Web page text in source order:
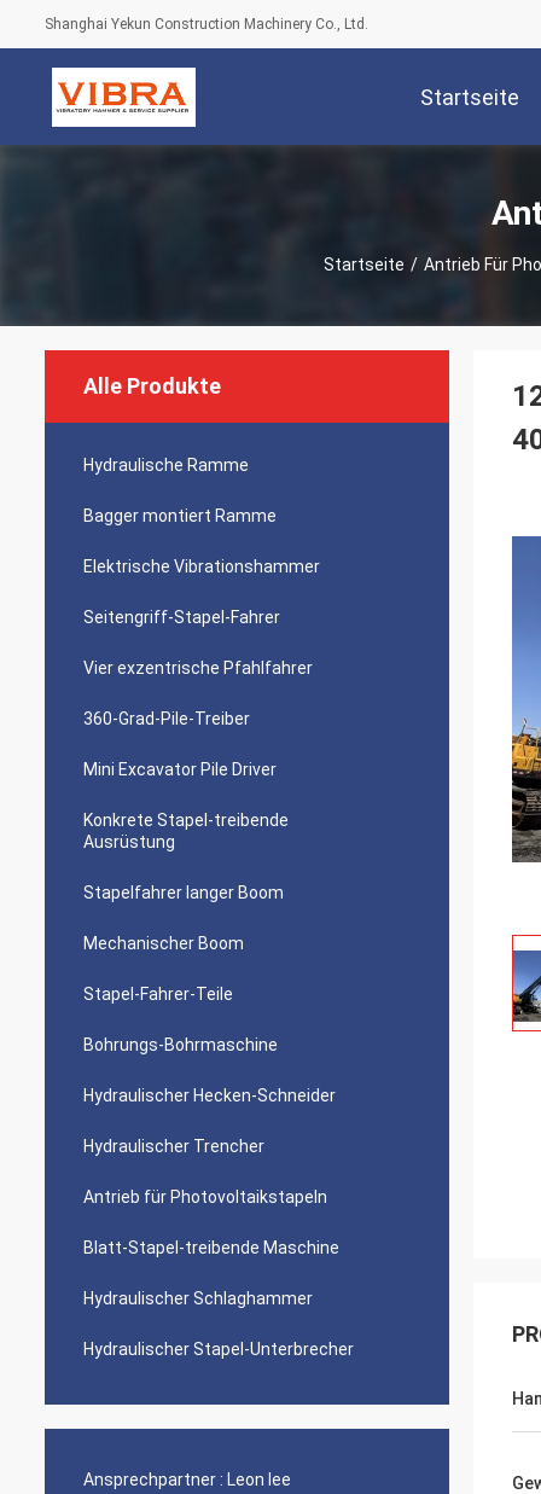
Shanghai Yekun Construction Machinery Co., Ltd.
Startseite
Startseite / Antrieb Für
Alle Produkte
Hydraulische Ramme
Bagger montiert Ramme
Elektrische Vibrationshammer
Seitengriff-Stapel-Fahrer
Vier exzentrische Pfahlfahrer
360-Grad-Pile-Treiber
Mini Excavator Pile Driver
Konkrete Stapel-treibende
Ausrüstung
Stapelfahrer langer Boom
Mechanischer Boom
Stapel-Fahrer-Teile
Bohrungs-Bohrmaschine
Hydraulischer Hecken-Schneider
Hydraulischer Trencher
Antrieb für Photovoltaikstapeln
Blatt-Stapel-treibende Maschine
Hydraulischer Schlaghammer
Hydraulischer Stapel-Unterbrecher
Ansprechpartner : Leon lee